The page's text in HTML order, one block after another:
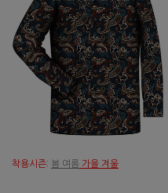
착용시즌: 봄 여름 가을 겨울